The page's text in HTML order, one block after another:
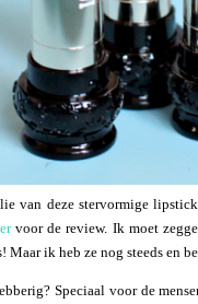
van deze stervormige
voor de review. Ik moet
Maar ik heb ze nog steeds en
Speciaal voor de